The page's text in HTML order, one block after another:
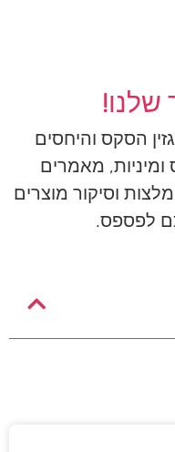
שלנו!
הסקס והיחסים
מאמרים
וסיקור מוצרים
לפספס.